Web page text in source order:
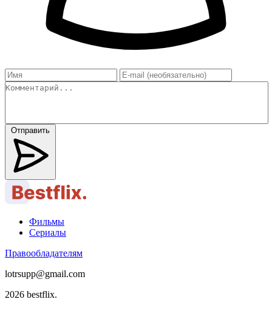
Отправить
Фильмы
Сериалы
Правообладателям
lotrsupp@gmail.com
2026 bestflix.